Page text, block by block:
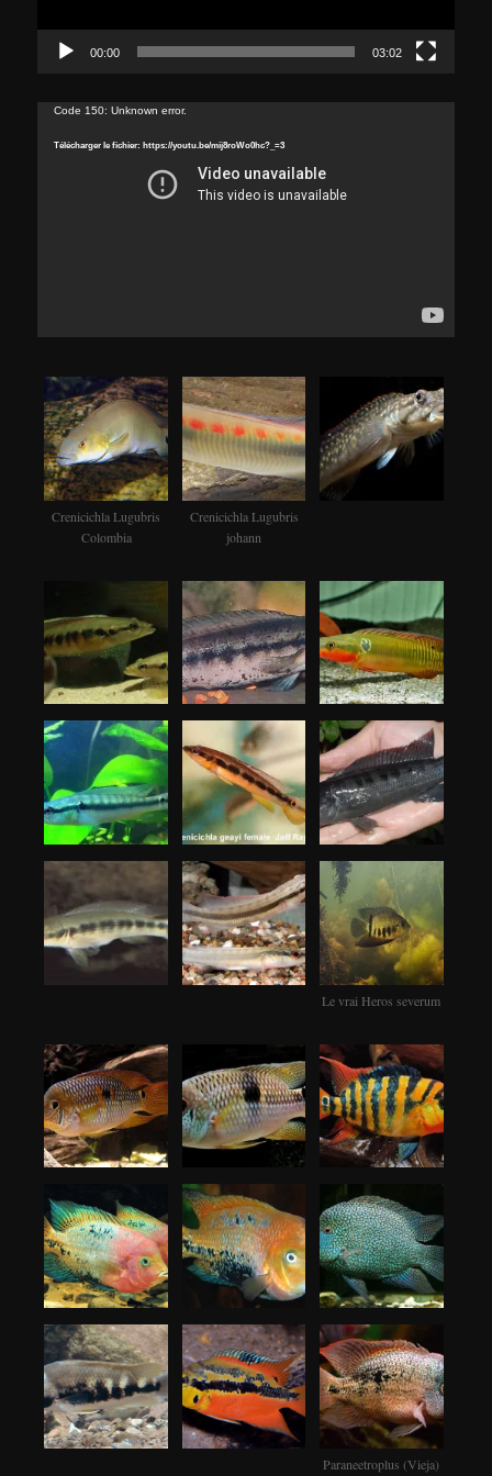
00:00 03:02
Lecteur
Code 150: Unknown error.
Télécharger le fichier: https://youtu.be/mij8roWo0hc?_=3
Crenicichla Lugubris
Colombia
Crenicichla Lugubris
johann
Le vrai Heros severum
Paraneetroplus (Vieja)